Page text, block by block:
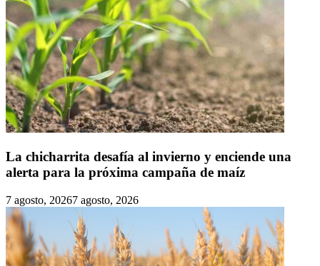
La chicharrita desafía al invierno y enciende una
alerta para la próxima campaña de maíz
7 agosto, 20267 agosto, 2026